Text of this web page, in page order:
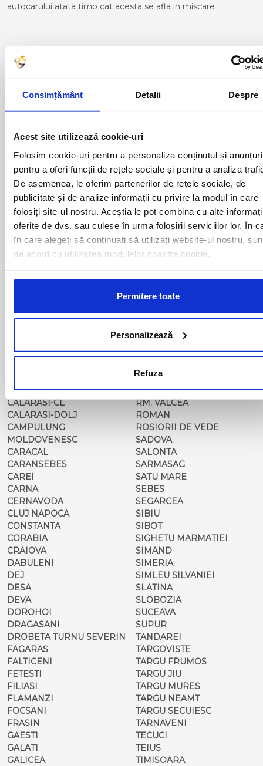
Consimțământ Detalii Despre
Acest site utilizează cookie-uri
Folosim cookie-uri pentru a personaliza conținutul și
pentru a oferi funcții de rețele sociale și pentru a analiza
De asemenea, le oferim partenerilor de rețele sociale, de
publicitate și de analize informații cu privire la modul în care
folosiți site-ul nostru. Aceștia le pot combina cu alte
oferite de dvs. sau culese în urma folosirii serviciilor lor. În
în care alegeți să continuați să utilizați website-ul nostru,
de acord cu utilizarea modulelor noastre cookie.
Permitere toate
Personalizează
Refuza
autocarului atata timp cat acesta se afla in miscare
Curse din Romania catre ADRA:
ACAS
ADJUD
ALESD
ARAD
BACAU
BAIA MARE
BAILE HERCULANE
BAILESTI
BALS-IS
BALS-OT
BARCA
BARLAD
BECLEAN
BLAJ
BRASOV
CALAFAT
CALARASI-CL
CALARASI-DOLJ
CAMPULUNG
MOLDOVENESC
CARACAL
CARANSEBES
CAREI
CARNA
CERNAVODA
CLUJ NAPOCA
CONSTANTA
CORABIA
CRAIOVA
DABULENI
DEJ
DESA
DEVA
DOROHOI
DRAGASANI
DROBETA TURNU SEVERIN
FAGARAS
FALTICENI
FETESTI
FILIASI
FLAMANZI
FOCSANI
FRASIN
GAESTI
GALATI
GALICEA
LUGOJ
MAGLAVIT
MIZIL
MOTCA
NUSFALAU
OLTENITA
ONESTI
ORADEA
ORSOVA
PASCANI
PERICEI
PERISOR
PIATRA NEAMT
PISCU VECHI
PLOIESTI
PODARI
POIANA MARE
RADOVAN
REGHIN
RESITA
RM. VALCEA
ROMAN
ROSIORII DE VEDE
SADOVA
SALONTA
SARMASAG
SATU MARE
SEBES
SEGARCEA
SIBIU
SIBOT
SIGHETU MARMATIEI
SIMAND
SIMERIA
SIMLEU SILVANIEI
SLATINA
SLOBOZIA
SUCEAVA
SUPUR
TANDAREI
TARGOVISTE
TARGU FRUMOS
TARGU JIU
TARGU MURES
TARGU NEAMT
TARGU SECUIESC
TARNAVENI
TECUCI
TEIUS
TIMISOARA